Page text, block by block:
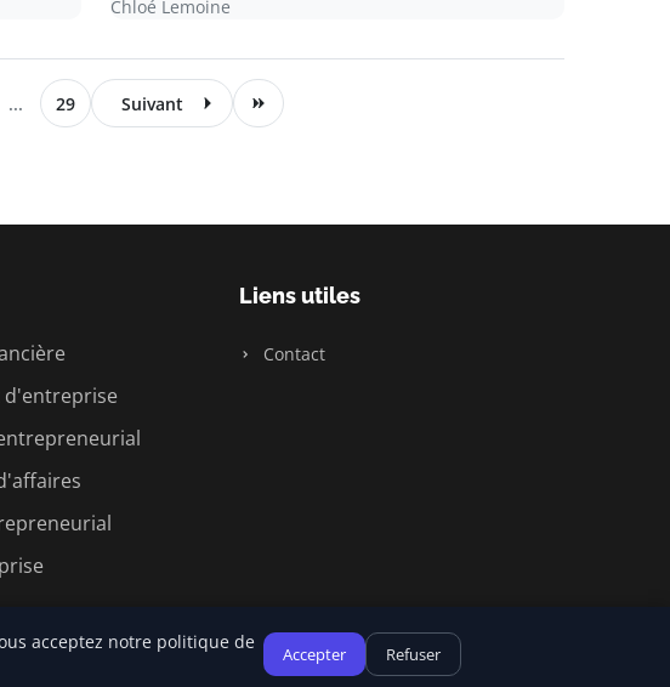
Chloé Lemoine
... 29 Suivant
d'entreprise
Liens utiles
Contact
acceptez notre politique de
Accepter Refuser